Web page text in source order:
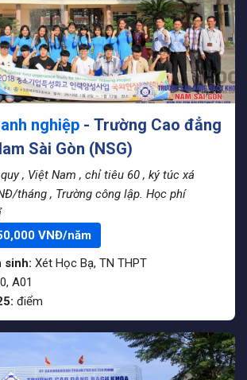
nghiệp - Trường Cao đẳng
Sài Gòn (NSG)
, Việt Nam , chỉ tiêu 60 , ký túc xá
tháng , Trường công lập. Học phí
VNĐ/năm
sinh: Xét Học Bạ, TN THPT
A01
điểm